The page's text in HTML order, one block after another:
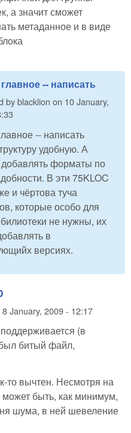
а значит сможет
метаданное и в виде
-- написать
byblacklion on 10 January,
-- написать
удобную. А
форматы по
В эти 75KLOC
и чёртова туча
которые особо для
не нужны, их
в
версиях.
8 January, 2009 - 12:17
(в
битый файл,
то вычтен. Несмотря на
быть, как минимум,
шума, в ней шевеление